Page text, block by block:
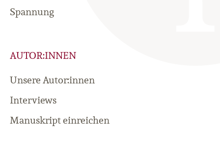
Spannung
AUTOR:INNEN
Unsere Autor:innen
Interviews
Manuskript einreichen